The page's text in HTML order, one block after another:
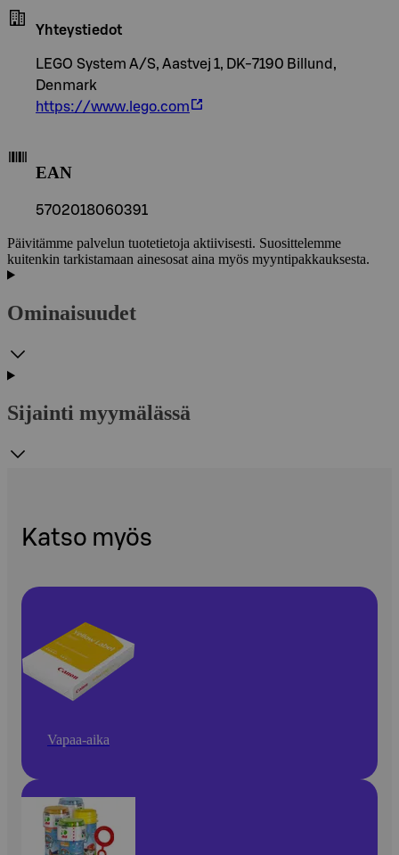
Yhteystiedot
LEGO System A/S, Aastvej 1, DK-7190 Billund,
Denmark
https://www.lego.com
EAN
5702018060391
Päivitämme palvelun tuotetietoja aktiivisesti. Suosittelemme
kuitenkin tarkistamaan ainesosat aina myös myyntipakkauksesta.
Ominaisuudet
Sijainti myymälässä
Katso myös
Vapaa-aika